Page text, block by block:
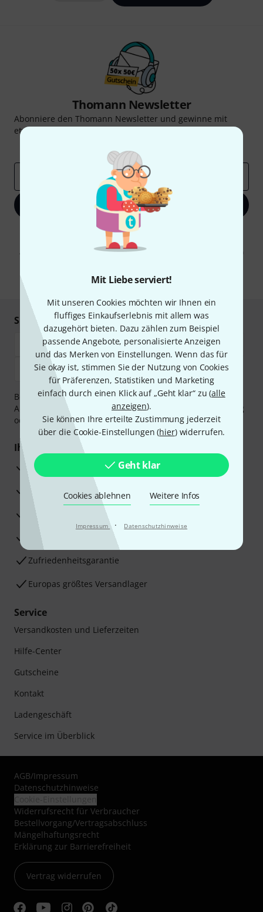
Mit Liebe serviert!
Mit unseren Cookies möchten wir Ihnen ein
fluffiges Einkaufserlebnis mit allem was
dazugehört bieten. Dazu zählen zum Beispiel
passende Angebote, personalisierte Anzeigen
und das Merken von Einstellungen. Wenn das für
Sie okay ist, stimmen Sie der Nutzung von Cookies
für Präferenzen, Statistiken und Marketing
einfach durch einen Klick auf „Geht klar“ zu (alle
anzeigen).
Sie können Ihre erteilte Zustimmung jederzeit
über die Cookie-Einstellungen (hier) widerrufen.
Geht klar
Cookies ablehnen Weitere Infos
Impressum · Datenschutzhinweise
Thomann Newsletter
Abonniere den Thomann Newsletter und gewinne mit
etwas Glück einen von50 Gutscheinenüber jeweils50€!
Jetzt anmelden
Mit Klick auf „Jetzt anmelden“ stimmen Sie dem Erhalt von E-Mail-
Werbung und einer Messung des E-Mail-Nutzungsverhaltens zu. Die
Abmeldung ist jederzeit möglich. Weitere Informationen finden Sie in
* Pflichtfeld
Sicher einkaufen & bezahlen
Bezahlen Sie vertraulich und sicher per Vorkasse, PayPal,
Amazon Pay, Klarna Sofort bezahlen
Klarna Ratenzahlung
oder Kreditkarte.
Ihre Vorteile
3 Jahre Thomann Garantie
30 Tage Money-Back-Garantie
Beratung durch Fachexperten
Zufriedenheitsgarantie
Europas größtes Versandlager
Service
Versandkosten und Lieferzeiten
Hilfe-Center
Gutscheine
Kontakt
Ladengeschäft
Service im Überblick
AGB/Impressum
Datenschutzhinweise
Widerrufsrecht für Verbraucher
Bestellvorgang/Vertragsabschluss
Mängelhaftungsrecht
Erklärung zur Barrierefreiheit
Vertrag widerrufen